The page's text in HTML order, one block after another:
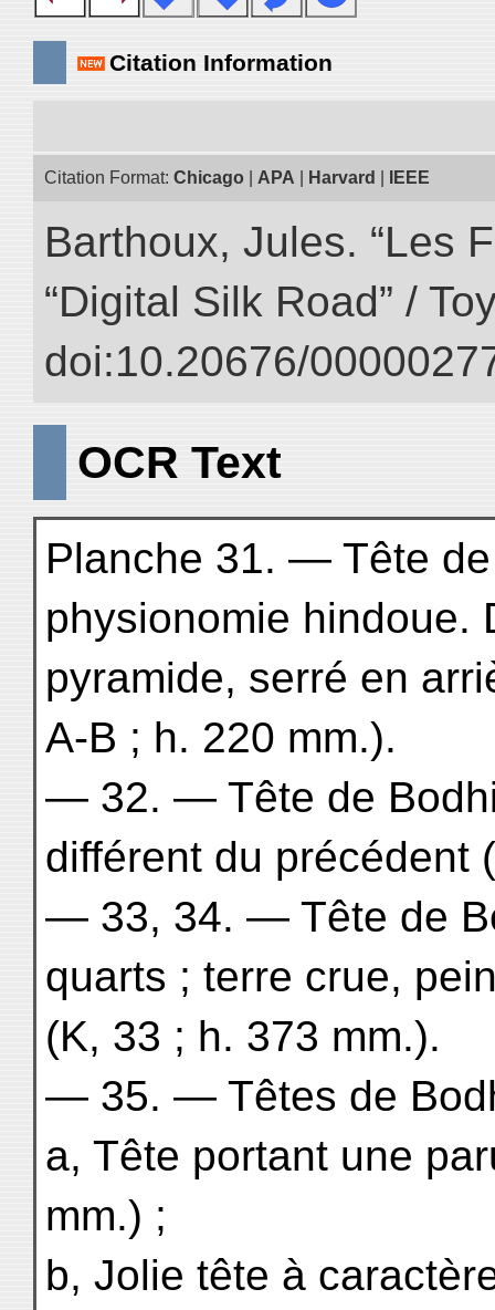
Citation Information
Citation Format: Chicago APA Harvard IEEE
Barthoux, Jules. “Les
“Digital Silk Road” /
doi:10.20676/
OCR Text
Planche 31. — Tête
physionomie hindoue.
pyramide, serré en
A-B ; h. 220 mm.).
— 32. — Tête de
différent du précédent
— 33, 34. — Tête de
quarts ; terre crue,
(K, 33 ; h. 373 mm.).
— 35. — Têtes de
a, Tête portant une
mm.) ;
b, Jolie tête à